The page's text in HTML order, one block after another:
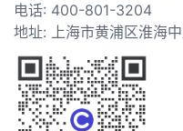
电话: 400-801-3204
地址: 上海市黄浦区淮海